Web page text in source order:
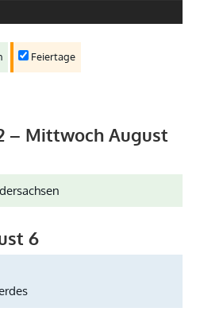
Feiertage
– Mittwoch August
6